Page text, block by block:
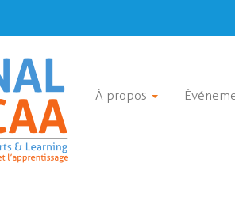
À propos